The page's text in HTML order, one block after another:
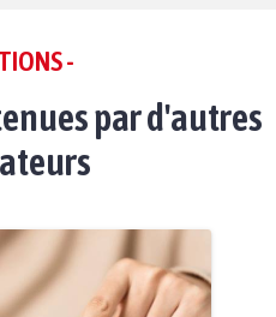
-
par d'autres